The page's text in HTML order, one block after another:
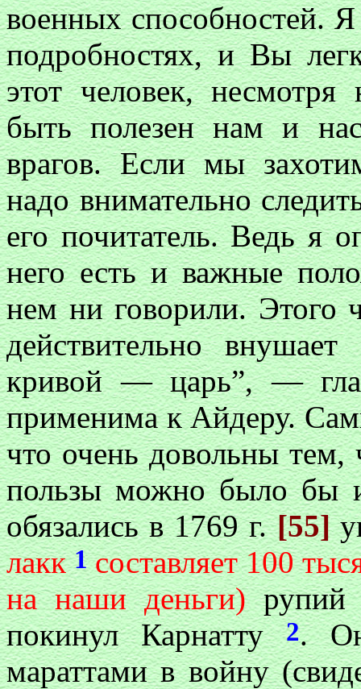
военных способностей.
подробностях, и Вы
этот человек,
быть полезен нам и
врагов. Если мы
надо внимательно
его почитатель. Ведь я
него есть и важные
нем ни говорили. Этого
действительно
кривой — царь”, —
применима к Айдеру.
что очень довольны тем,
пользы можно было бы
обязались в 1769 г.[55]
лакк1составляет 100
на наши деньги)рупий
покинул Карнатту2.
мараттами в войну